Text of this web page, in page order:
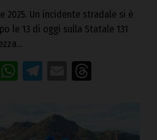
2025. Un incidente stradale si è
le 13 di oggi sulla Statale 131
Facebook
WhatsApp
Telegram
Email